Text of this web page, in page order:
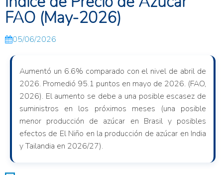
FAO (May-2026)
05/06/2026
Aumentó un 6.6% comparado con el nivel de abril de
2026. Promedió 95.1 puntos en mayo de 2026. (FAO,
2026). El aumento se debe a una posible escasez de
suministros en los próximos meses (una posible
menor producción de azúcar en Brasil y posibles
efectos de El Niño en la producción de azúcar en India
y Tailandia en 2026/27).